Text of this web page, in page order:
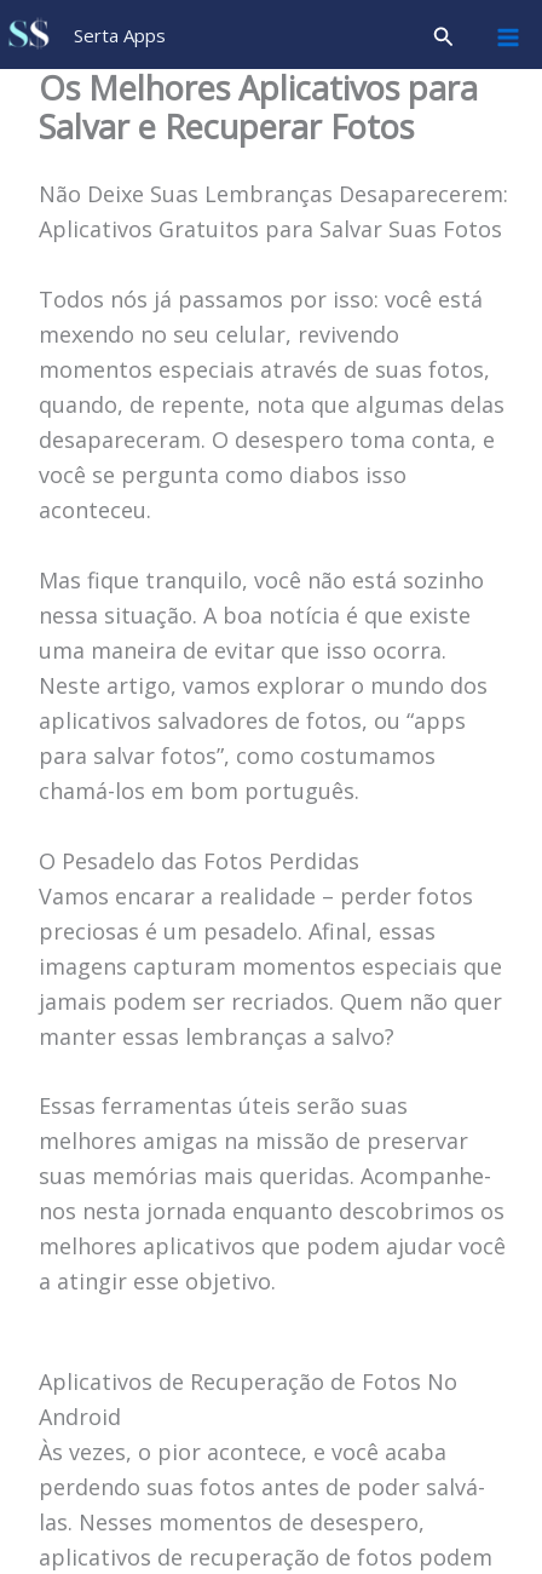
Ir
para
conteúdo
Serta Apps Pesquisar
Os Melhores Aplicativos para
Salvar e Recuperar Fotos
Não Deixe Suas Lembranças Desaparecerem:
Aplicativos Gratuitos para Salvar Suas Fotos
Todos nós já passamos por isso: você está
mexendo no seu celular, revivendo
momentos especiais através de suas fotos,
quando, de repente, nota que algumas delas
desapareceram. O desespero toma conta, e
você se pergunta como diabos isso
aconteceu.
Mas fique tranquilo, você não está sozinho
nessa situação. A boa notícia é que existe
uma maneira de evitar que isso ocorra.
Neste artigo, vamos explorar o mundo dos
aplicativos salvadores de fotos, ou “apps
para salvar fotos”, como costumamos
chamá-los em bom português.
O Pesadelo das Fotos Perdidas
Vamos encarar a realidade – perder fotos
preciosas é um pesadelo. Afinal, essas
imagens capturam momentos especiais que
jamais podem ser recriados. Quem não quer
manter essas lembranças a salvo?
Essas ferramentas úteis serão suas
melhores amigas na missão de preservar
suas memórias mais queridas. Acompanhe-
nos nesta jornada enquanto descobrimos os
melhores aplicativos que podem ajudar você
a atingir esse objetivo.
Aplicativos de Recuperação de Fotos No
Android
Às vezes, o pior acontece, e você acaba
perdendo suas fotos antes de poder salvá-
las. Nesses momentos de desespero,
aplicativos de recuperação de fotos podem